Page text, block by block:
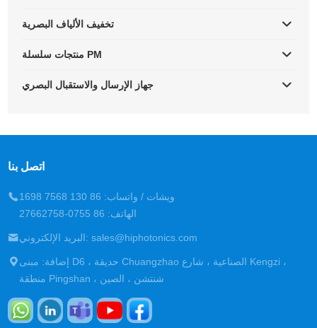
تخفيف الألياف البصرية
منتجات سلسلة PM
جهاز الإرسال والاستقبال البصري
اتصل بنا
ويشات / واتساب: 86 130 7568 1698
الهاتف: 86 0755-27662758
البريد الإلكتروني: sales@hiphotonics.com
إضافة: مبنى D6 ، حديقة Chuangzhao الصناعية ، شارع Kengzi ،
منطقة Pingshan ، شنتشن ، الصين